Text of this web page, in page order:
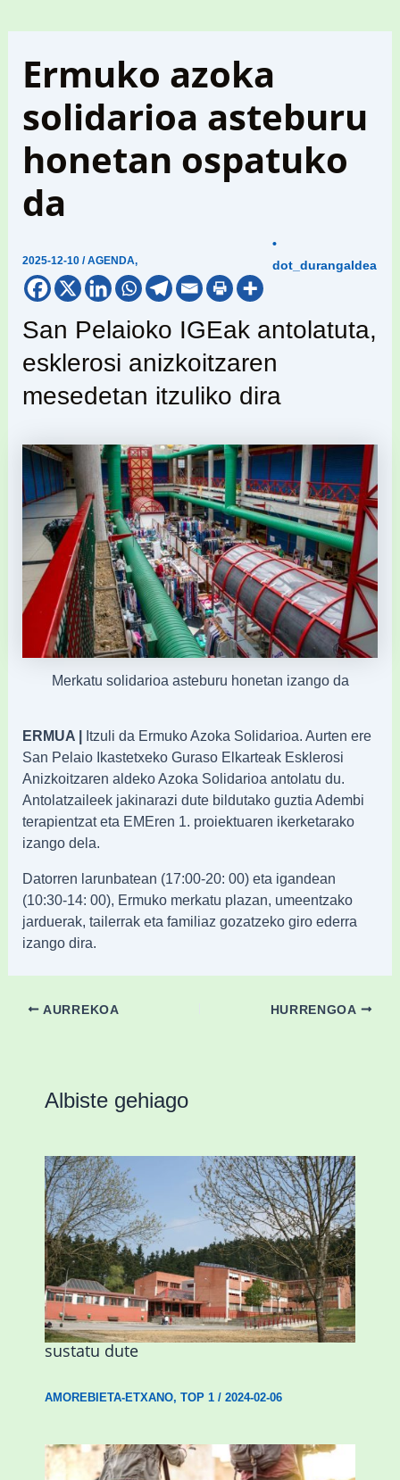
Ermuko azoka
solidarioa asteburu
honetan ospatuko
da
2025-12-10/AGENDA,
•
dot_durangaldea
San Pelaioko IGEak antolatuta,
esklerosi anizkoitzaren
mesedetan itzuliko dira
Merkatu solidarioa asteburu honetan izango da
ERMUA | Itzuli da Ermuko Azoka Solidarioa. Aurten ere
San Pelaio Ikastetxeko Guraso Elkarteak Esklerosi
Anizkoitzaren aldeko Azoka Solidarioa antolatu du.
Antolatzaileek jakinarazi dute bildutako guztia Adembi
terapientzat eta EMEren 1. proiektuaren ikerketarako
izango dela.
Datorren larunbatean (17:00-20: 00) eta igandean
(10:30-14: 00), Ermuko merkatu plazan, umeentzako
jarduerak, tailerrak eta familiaz gozatzeko giro ederra
izango dira.
AURREKOA HURRENGOA
Albiste gehiago
Amorebietak eta Eusko Jaurlaritzak
Urritxen institutu berri bat eraikitzea
sustatu dute
AMOREBIETA-ETXANO, TOP 1/ 2024-02-06